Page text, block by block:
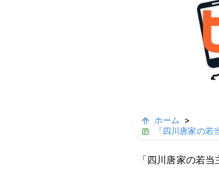
ホーム
>
『四川唐家の
「四川唐家の若